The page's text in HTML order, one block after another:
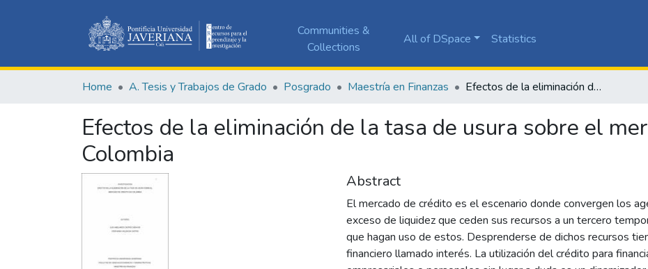
Communities &
Collections
All of DSpace Statistics
Home A. Tesis y Trabajos de Grado Posgrado Maestría en Finanzas Efectos de la eliminación de la tasa de usura sobre el mercado de crédito en Colombia
Efectos de la eliminación de la tasa de usura sobre el
Colombia
Abstract
El mercado de crédito es el escenario donde convergen los
exceso de liquidez que ceden sus recursos a un tercero
que hagan uso de estos. Desprenderse de dichos recursos
financiero llamado interés. La utilización del crédito para